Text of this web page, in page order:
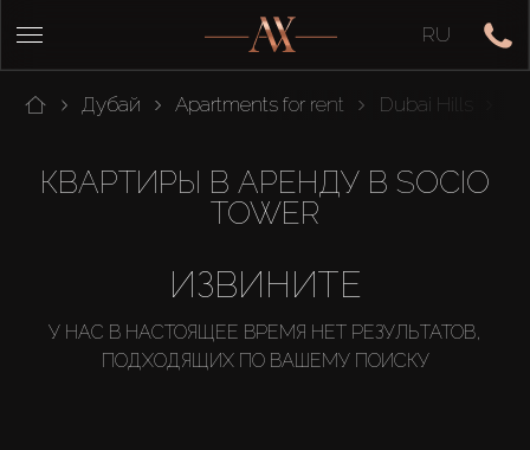
RU
Дубай Apartments for rent Dubai Hills
КВАРТИРЫ В АРЕНДУ В SOCIO
TOWER
ИЗВИНИТЕ
У НАС В НАСТОЯЩЕЕ ВРЕМЯ НЕТ РЕЗУЛЬТАТОВ,
ПОДХОДЯЩИХ ПО ВАШЕМУ ПОИСКУ